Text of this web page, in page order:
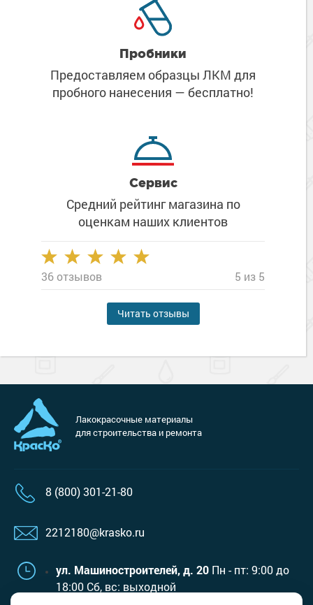
Пробники
Предоставляем образцы ЛКМ для
пробного нанесения — бесплатно!
Сервис
Средний рейтинг магазина по
оценкам наших клиентов
36 отзывов 5 из 5
Читать отзывы
Лакокрасочные материалы
для строительства и ремонта
8 (800) 301-21-80
2212180@krasko.ru
ул. Машиностроителей, д. 20 Пн - пт: 9:00 до
18:00 Сб, вс: выходной